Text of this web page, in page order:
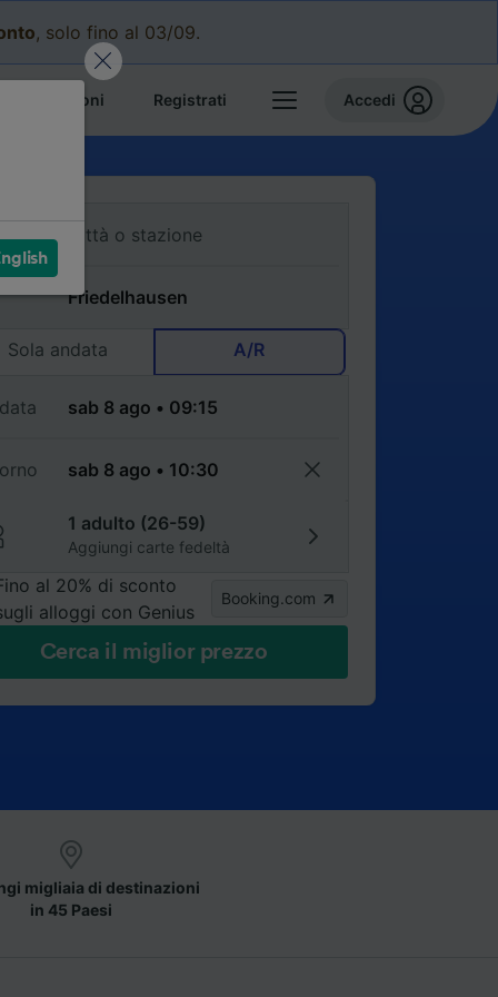
, solo fino al 03/09.
prenotazioni Registrati Accedi
Sola andata A/R
1 adulto (26-59)
Aggiungi carte fedeltà
al 20% di sconto
alloggi con Genius
Booking.com
Cerca il miglior prezzo
migliaia di destinazioni
in 45 Paesi